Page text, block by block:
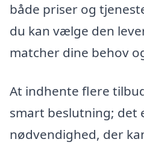
både priser og
du kan vælge den
matcher dine behov
At indhente flere
smart beslutning; det
nødvendighed, der